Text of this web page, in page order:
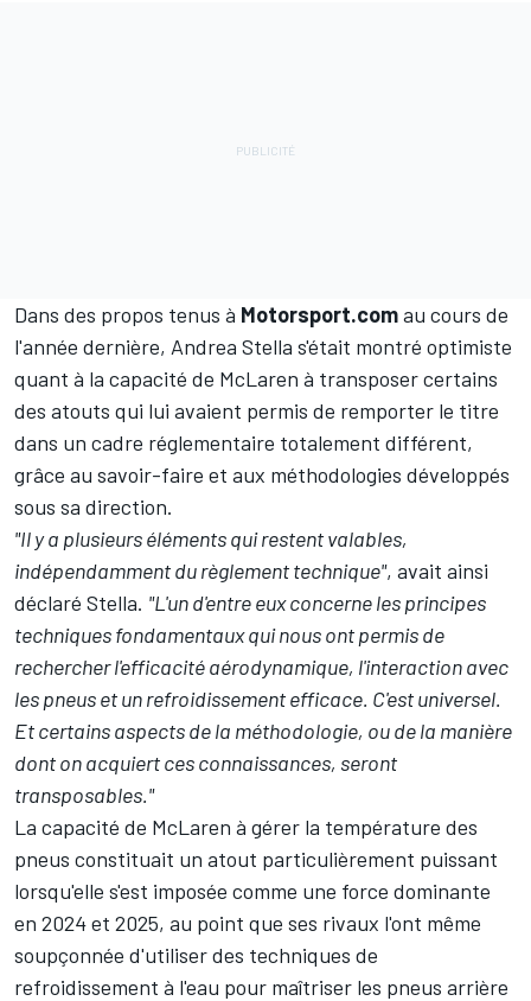
Dans des propos tenus à Motorsport.comau cours de
l'année dernière, Andrea Stella s'était montré optimiste
quant à la capacité de McLaren à transposer certains
des atouts qui lui avaient permis de remporter le titre
dans un cadre réglementaire totalement différent,
grâce au savoir-faire et aux méthodologies développés
sous sa direction.
"Il y a plusieurs éléments qui restent valables,
indépendamment du règlement technique", avait ainsi
déclaré Stella. "L'un d'entre eux concerne les principes
techniques fondamentaux qui nous ont permis de
rechercher l'efficacité aérodynamique, l'interaction avec
les pneus et un refroidissement efficace. C'est universel.
Et certains aspects de la méthodologie, ou de la manière
dont on acquiert ces connaissances, seront
transposables."
La capacité de McLaren à gérer la température des
pneus constituait un atout particulièrement puissant
lorsqu'elle s'est imposée comme une force dominante
en 2024 et 2025, au point que ses rivaux l'ont même
soupçonnée d'utiliser des techniques de
refroidissement à l'eau pour maîtriser les pneus arrière